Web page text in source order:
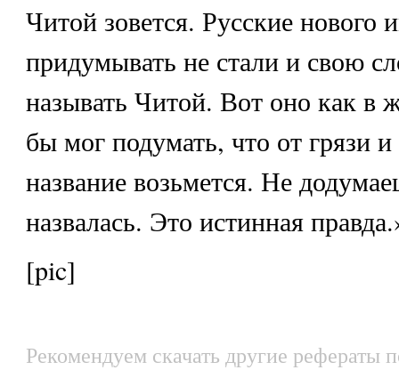
Читой зовется. Русские нового
придумывать не стали и свою
называть Читой. Вот оно как в
бы мог подумать, что от грязи и
название возьмется. Не
назвалась. Это истинная
[pic]
Рекомендуем скачать другие рефераты